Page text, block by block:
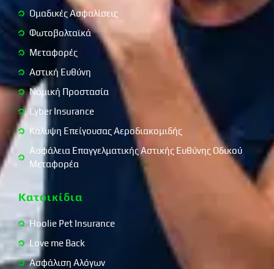
Ομαδικές Ασφαλίσεις
Φωτοβολταϊκά
Μεταφορές
Αστική Ευθύνη
Νομική Προστασία
Cyber Insurance
Κάλυψη Επείγουσας Αεροδιακομιδής
Ασφάλεια Επαγγελματικής Αστικής Ευθύνης Οδικού
Μεταφορέα
Κατοικίδια
Hoolie Pet Insurance
Love me Back
Ασφάλιση Αλόγων